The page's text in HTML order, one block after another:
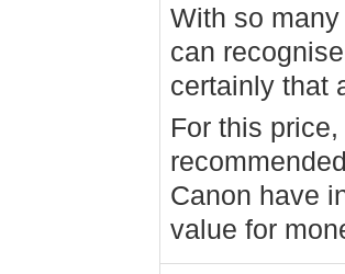
With so
can
certainly that
For this
Canon have
value for